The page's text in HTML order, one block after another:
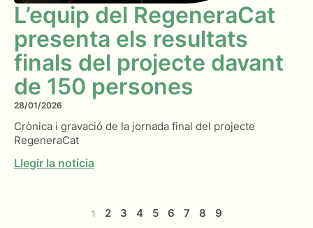
L’equip del RegeneraCat
presenta els resultats
finals del projecte davant
de 150 persones
28/01/2026
Crònica i gravació de la jornada final del projecte
RegeneraCat
Llegir la notícia
1 2 3 4 5 6 7 8 9